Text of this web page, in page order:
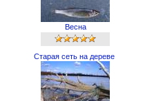
Весна
Старая сеть на дереве